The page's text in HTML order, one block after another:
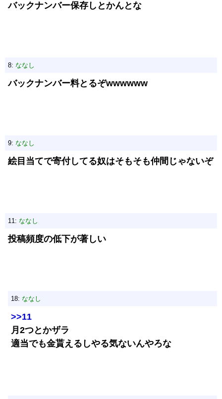
バックナンバー保存しとかんとな
8: ななし
バックナンバー料とるぞwwwwww
9: ななし
絵目当てで寄付してる奴はそもそも仲間じゃないぞ
11: ななし
投稿頻度の低下が著しい
18: ななし
>>11
月2つとかザラ
適当でも金貰えるしやる気ないんやろな